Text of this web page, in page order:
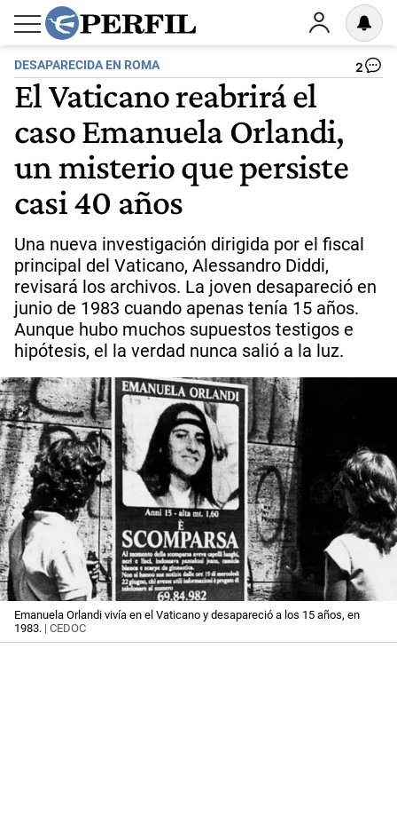
DESAPARECIDA EN ROMA 2
El Vaticano reabrirá el
caso Emanuela Orlandi,
un misterio que persiste
casi 40 años
Una nueva investigación dirigida por el fiscal
principal del Vaticano, Alessandro Diddi,
revisará los archivos. La joven desapareció en
junio de 1983 cuando apenas tenía 15 años.
Aunque hubo muchos supuestos testigos e
hipótesis, el la verdad nunca salió a la luz.
Emanuela Orlandi vivía en el Vaticano y desapareció a los 15 años, en
1983. | CEDOC